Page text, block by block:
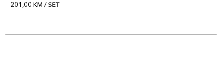
201,00 KM / SET